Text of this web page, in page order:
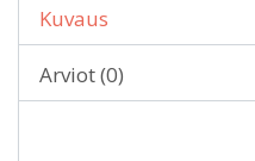
Kuvaus
Arviot (0)